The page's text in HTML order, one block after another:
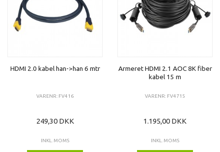
HDMI 2.0 kabel han->han 6 mtr
VARENR: FV416
249,30 DKK
INKL. MOMS
Armeret HDMI 2.1 AOC 8K fiber
kabel 15 m
VARENR: FV4715
1.195,00 DKK
INKL. MOMS